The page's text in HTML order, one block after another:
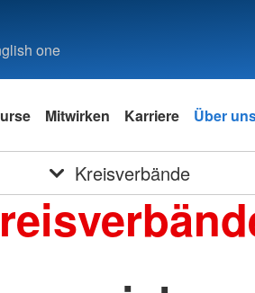
one
Mitwirken Karriere Über
Kreisverbände